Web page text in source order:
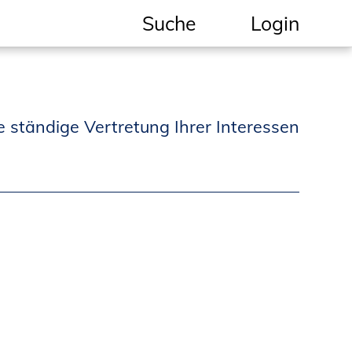
Suche
Informationen für
Login
ständige Vertretung Ihrer Interessen